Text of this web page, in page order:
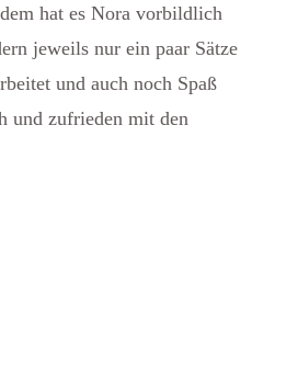
hat es Nora vorbildlich
jeweils nur ein paar Sätze
und auch noch Spaß
und zufrieden mit den